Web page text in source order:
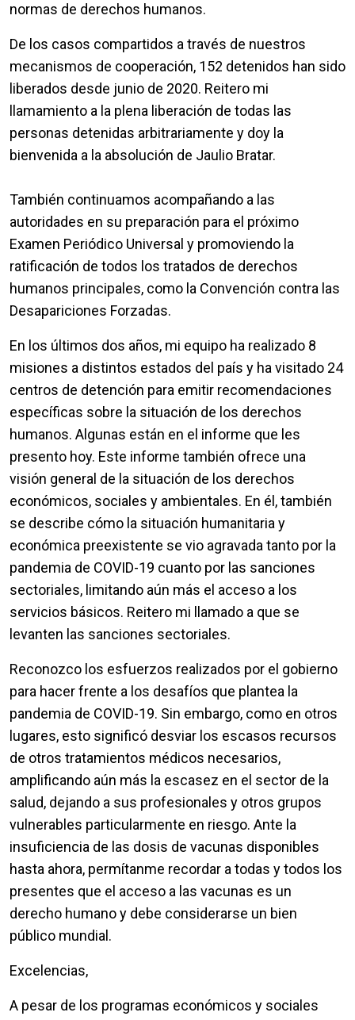
normas de derechos humanos.
De los casos compartidos a través de nuestros
mecanismos de cooperación, 152 detenidos han sido
liberados desde junio de 2020. Reitero mi
llamamiento a la plena liberación de todas las
personas detenidas arbitrariamente y doy la
bienvenida a la absolución de Jaulio Bratar.
También continuamos acompañando a las
autoridades en su preparación para el próximo
Examen Periódico Universal y promoviendo la
ratificación de todos los tratados de derechos
humanos principales, como la Convención contra las
Desapariciones Forzadas.
En los últimos dos años, mi equipo ha realizado 8
misiones a distintos estados del país y ha visitado 24
centros de detención para emitir recomendaciones
específicas sobre la situación de los derechos
humanos. Algunas están en el informe que les
presento hoy. Este informe también ofrece una
visión general de la situación de los derechos
económicos, sociales y ambientales. En él, también
se describe cómo la situación humanitaria y
económica preexistente se vio agravada tanto por la
pandemia de COVID-19 cuanto por las sanciones
sectoriales, limitando aún más el acceso a los
servicios básicos. Reitero mi llamado a que se
levanten las sanciones sectoriales.
Reconozco los esfuerzos realizados por el gobierno
para hacer frente a los desafíos que plantea la
pandemia de COVID-19. Sin embargo, como en otros
lugares, esto significó desviar los escasos recursos
de otros tratamientos médicos necesarios,
amplificando aún más la escasez en el sector de la
salud, dejando a sus profesionales y otros grupos
vulnerables particularmente en riesgo. Ante la
insuficiencia de las dosis de vacunas disponibles
hasta ahora, permítanme recordar a todas y todos los
presentes que el acceso a las vacunas es un
derecho humano y debe considerarse un bien
público mundial.
Excelencias,
A pesar de los programas económicos y sociales